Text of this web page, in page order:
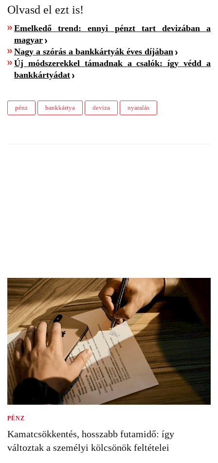
Olvasd el ezt is!
Emelkedő trend: ennyi pénzt tart devizában a
magyar
Nagy a szórás a bankkártyák éves díjában
Új módszerekkel támadnak a csalók: így védd a
bankkártyádat
pénz bankkártya deviza nyaralás
PÉNZ
Kamatcsökkentés, hosszabb futamidő: így
változtak a személyi kölcsönök feltételei